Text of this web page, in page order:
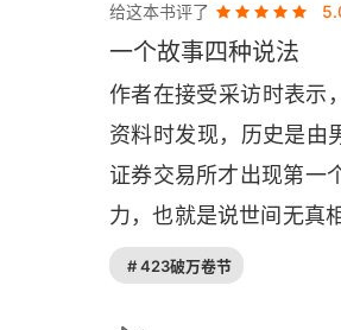
给这本书评了
一个故事四种说法
作者在接受采访时表示
资料时发现，历史是
证券交易所才出现第一
力，也就是说世间无真相
# 423破万卷节